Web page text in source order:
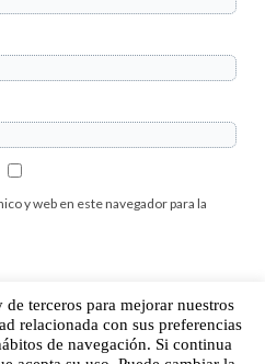
y web en este navegador para la
| Aviso legal |Contacto
terceros para mejorar nuestros
relacionada con sus preferencias
de navegación. Si continua